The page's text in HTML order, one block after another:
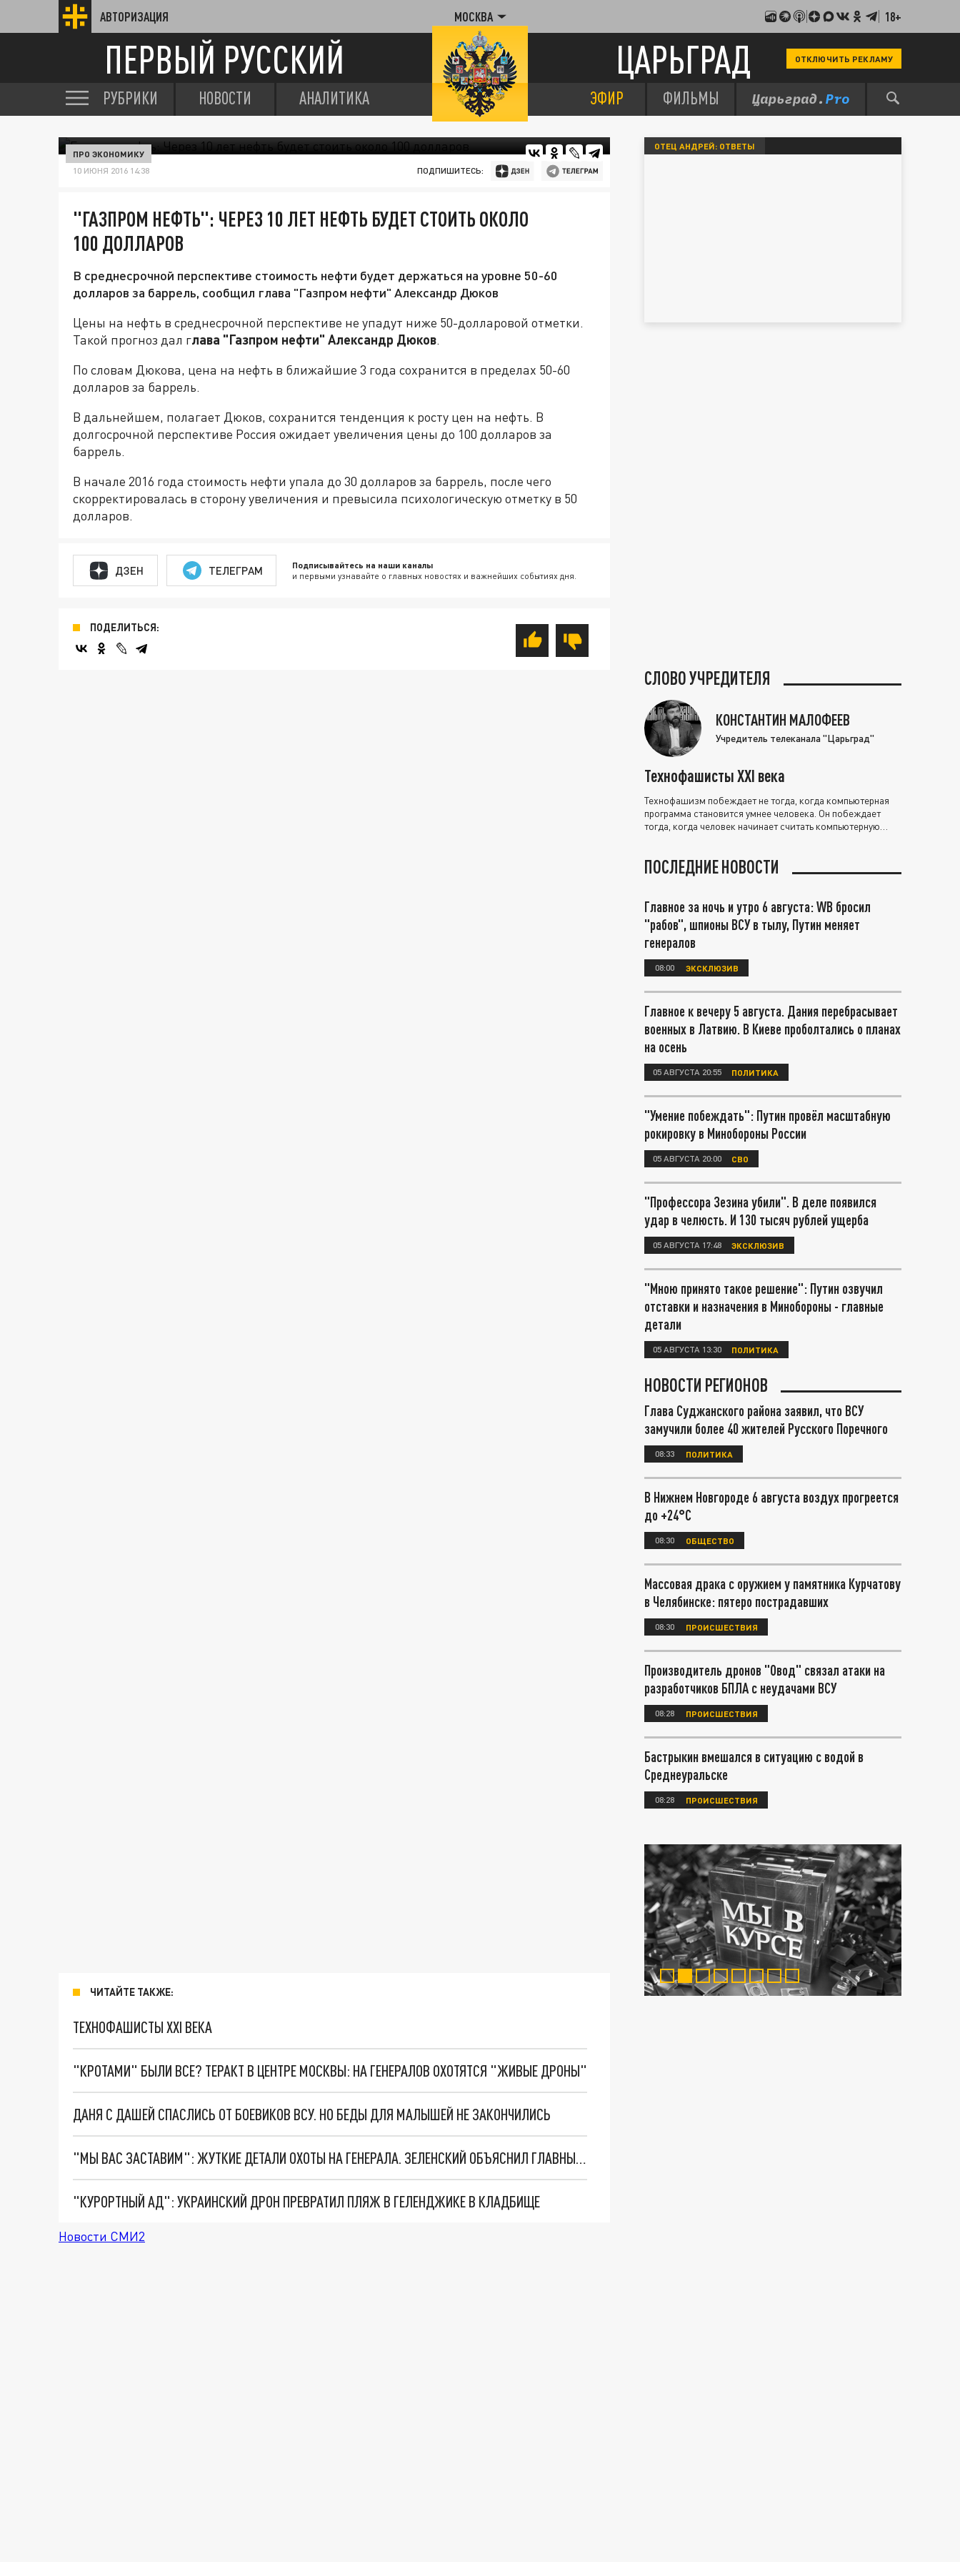
АВТОРИЗАЦИЯ МОСКВА 18+
ПЕРВЫЙ РУССКИЙ ЦАРЬГРАД ОТКЛЮЧИТЬ РЕКЛАМУ
РУБРИКИ НОВОСТИ АНАЛИТИКА ЭФИР ФИЛЬМЫ
ПРО ЭКОНОМИКУ
10 ИЮНЯ 2016 14:38 ПОДПИШИТЕСЬ:
"ГАЗПРОМ НЕФТЬ": ЧЕРЕЗ 10 ЛЕТ НЕФТЬ БУДЕТ СТОИТЬ ОКОЛО
100 ДОЛЛАРОВ
В среднесрочной перспективе стоимость нефти будет держаться на уровне 50-60
долларов за баррель, сообщил глава "Газпром нефти" Александр Дюков
Цены на нефть в среднесрочной перспективе не упадут ниже 50-долларовой отметки.
Такой прогноз дал глава "Газпром нефти" Александр Дюков.
По словам Дюкова, цена на нефть в ближайшие 3 года сохранится в пределах 50-60
долларов за баррель.
В дальнейшем, полагает Дюков, сохранится тенденция к росту цен на нефть. В
долгосрочной перспективе Россия ожидает увеличения цены до 100 долларов за
баррель.
В начале 2016 года стоимость нефти упала до 30 долларов за баррель, после чего
скорректировалась в сторону увеличения и превысила психологическую отметку в 50
долларов.
ДЗЕН ТЕЛЕГРАМ Подписывайтесь на наши каналы
и первыми узнавайте о главных новостях и важнейших событиях дня.
ПОДЕЛИТЬСЯ:
ЧИТАЙТЕ ТАКЖЕ:
ТЕХНОФАШИСТЫ XXI ВЕКА
"КРОТАМИ" БЫЛИ ВСЕ? ТЕРАКТ В ЦЕНТРЕ МОСКВЫ: НА ГЕНЕРАЛОВ ОХОТЯТСЯ "ЖИВЫЕ ДРОНЫ"
ДАНЯ С ДАШЕЙ СПАСЛИСЬ ОТ БОЕВИКОВ ВСУ. НО БЕДЫ ДЛЯ МАЛЫШЕЙ НЕ ЗАКОНЧИЛИСЬ
"МЫ ВАС ЗАСТАВИМ": ЖУТКИЕ ДЕТАЛИ ОХОТЫ НА ГЕНЕРАЛА. ЗЕЛЕНСКИЙ ОБЪЯСНИЛ ГЛАВНЫЙ СМЫСЛ ТЕРАКТА В ЦЕНТРЕ МОСКВЫ
"КУРОРТНЫЙ АД": УКРАИНСКИЙ ДРОН ПРЕВРАТИЛ ПЛЯЖ В ГЕЛЕНДЖИКЕ В КЛАДБИЩЕ
Новости СМИ2
ОТЕЦ АНДРЕЙ: ОТВЕТЫ
СЛОВО УЧРЕДИТЕЛЯ
КОНСТАНТИН МАЛОФЕЕВ
Учредитель телеканала "Царьград"
Технофашисты XXI века
Технофашизм побеждает не тогда, когда компьютерная
программа становится умнее человека. Он побеждает
тогда, когда человек начинает считать компьютерную
ПОСЛЕДНИЕ НОВОСТИ
Главное за ночь и утро 6 августа: WB бросил
"рабов", шпионы ВСУ в тылу, Путин меняет
генералов
08:00 ЭКСКЛЮЗИВ
Главное к вечеру 5 августа. Дания перебрасывает
военных в Латвию. В Киеве проболтались о планах
на осень
05 АВГУСТА 20:55 ПОЛИТИКА
"Умение побеждать": Путин провёл масштабную
рокировку в Минобороны России
05 АВГУСТА 20:00 СВО
"Профессора Зезина убили". В деле появился
удар в челюсть. И 130 тысяч рублей ущерба
05 АВГУСТА 17:48 ЭКСКЛЮЗИВ
"Мною принято такое решение": Путин озвучил
отставки и назначения в Минобороны - главные
детали
05 АВГУСТА 13:30 ПОЛИТИКА
НОВОСТИ РЕГИОНОВ
Глава Суджанского района заявил, что ВСУ
замучили более 40 жителей Русского Поречного
08:33 ПОЛИТИКА
В Нижнем Новгороде 6 августа воздух прогреется
до +24°С
08:30 ОБЩЕСТВО
Массовая драка с оружием у памятника Курчатову
в Челябинске: пятеро пострадавших
08:30 ПРОИСШЕСТВИЯ
Производитель дронов "Овод" связал атаки на
разработчиков БПЛА с неудачами ВСУ
08:28 ПРОИСШЕСТВИЯ
Бастрыкин вмешался в ситуацию с водой в
Среднеуральске
08:28 ПРОИСШЕСТВИЯ